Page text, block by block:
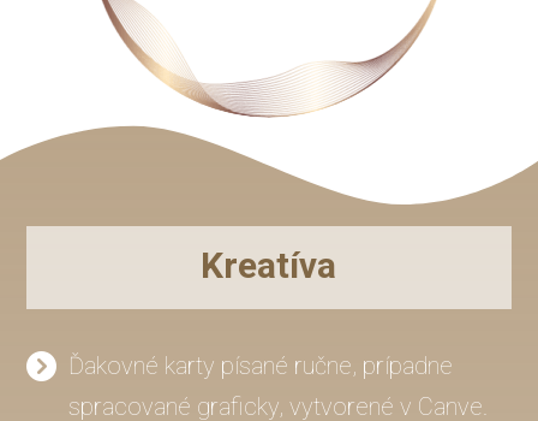
Kreatíva
Ďakovné karty písané ručne, prípadne
spracované graficky, vytvorené v Canve.